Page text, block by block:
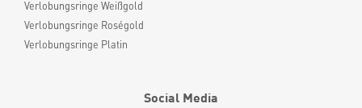
Verlobungsringe Weißgold
Verlobungsringe Roségold
Verlobungsringe Platin
Social Media